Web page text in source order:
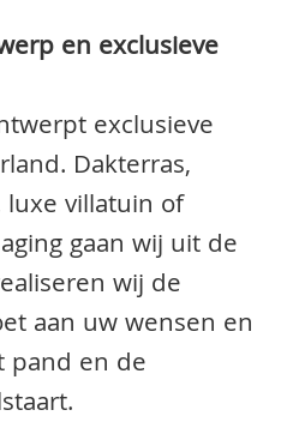
en exclusieve
exclusieve
Dakterras,
villatuin of
gaan wij uit de
wij de
aan uw wensen en
pand en de